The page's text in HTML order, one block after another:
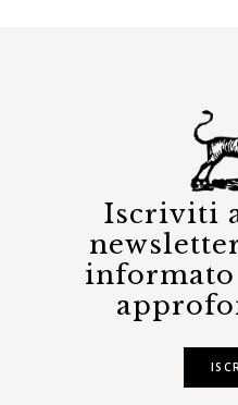
Iscriviti
informato